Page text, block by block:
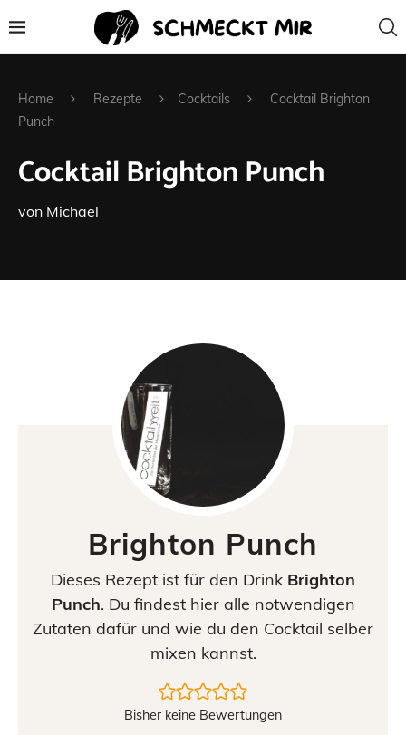
Home Rezepte Cocktails
Cocktail Brighton
Punch
Cocktail Brighton Punch
von Michael
Brighton Punch
Dieses Rezept ist für den Drink Brighton
Punch. Du findest hier alle notwendigen
Zutaten dafür und wie du den Cocktail selber
mixen kannst.
Bisher keine Bewertungen